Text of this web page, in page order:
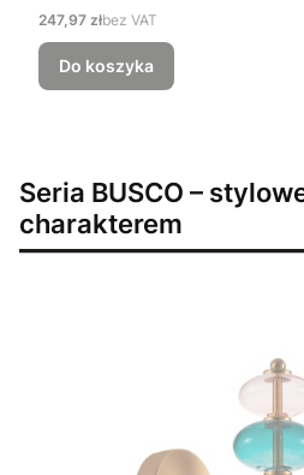
Cena
247,97 złbez VAT
Do koszyka
Seria BUSCO –
charakterem